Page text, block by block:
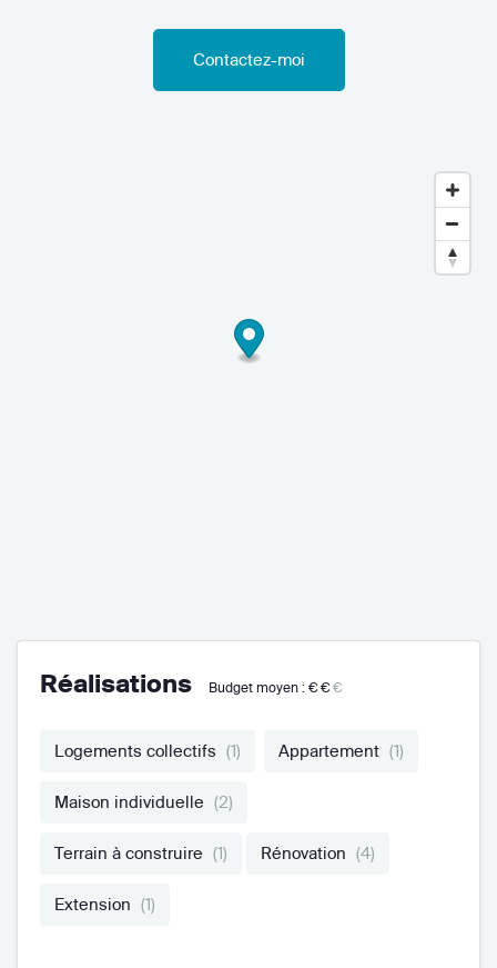
Contactez-moi
Réalisations Budget moyen : €€€
Logements collectifs (1) Appartement (1)
Maison individuelle (2)
Terrain à construire (1) Rénovation (4)
Extension (1)